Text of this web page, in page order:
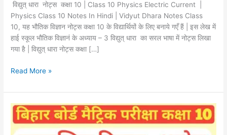
विद्युत् धारा नोट्स कक्षा 10 | Class 10 Physics Electric Current |
Physics Class 10 Notes In Hindi | Vidyut Dhara Notes Class
10, यह भौतिक विज्ञान नोट्स कक्षा 10 के विद्यार्थियों के लिए बनाये गएँ हैं | इस लेख में
हाई स्कूल भौतिक विज्ञानं के अध्याय – 3 विद्युत् धारा का सरल भाषा में नोट्स लिखा
गया है | विद्युत् धारा नोट्स कक्षा […]
Dhara
Notes
Class
10
Read More »
सामाजिक
विज्ञान
कक्षा